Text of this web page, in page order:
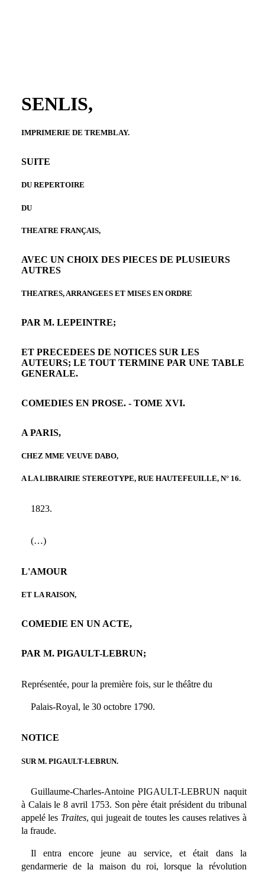
SENLIS,
IMPRIMERIE DE TREMBLAY.
SUITE
DU REPERTOIRE
DU
THEATRE FRANÇAIS,
AVEC UN CHOIX DES PIECES DE PLUSIEURS
AUTRES
THEATRES, ARRANGEES ET MISES EN ORDRE
PAR M. LEPEINTRE;
ET PRECEDEES DE NOTICES SUR LES
AUTEURS; LE TOUT TERMINE PAR UNE TABLE
GENERALE.
COMEDIES EN PROSE. - TOME XVI.
A PARIS,
CHEZ MME VEUVE DABO,
A LA LIBRAIRIE STEREOTYPE, RUE HAUTEFEUILLE, N° 16.
1823.
(…)
L'AMOUR
ET LA RAISON,
COMEDIE EN UN ACTE,
PAR M. PIGAULT-LEBRUN;
Représentée, pour la première fois, sur le théâtre du
Palais-Royal, le 30 octobre 1790.
NOTICE
SUR M. PIGAULT-LEBRUN.
Guillaume-Charles-Antoine PIGAULT-LEBRUN naquit
à Calais le 8 avril 1753. Son père était président du tribunal
appelé les Traites, qui jugeait de toutes les causes relatives à
la fraude.
Il entra encore jeune au service, et était dans la
gendarmerie de la maison du roi, lorsque la révolution